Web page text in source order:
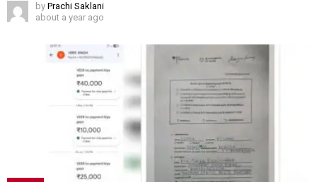
by Prachi Saklani
about a year ago